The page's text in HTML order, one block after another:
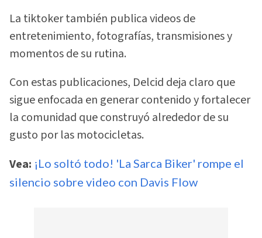
La tiktoker también publica videos de
entretenimiento, fotografías, transmisiones y
momentos de su rutina.
Con estas publicaciones, Delcid deja claro que
sigue enfocada en generar contenido y fortalecer
la comunidad que construyó alrededor de su
gusto por las motocicletas.
Vea: ¡Lo soltó todo! 'La Sarca Biker' rompe el
silencio sobre video con Davis Flow